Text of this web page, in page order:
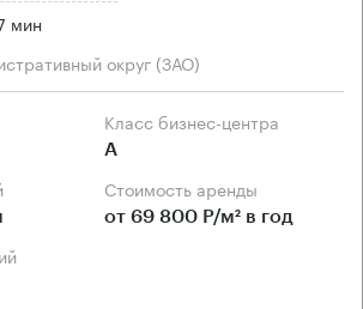
мин
округ (ЗАО)
Класс бизнес-центра
А
Стоимость аренды
от 69 800 Р/м² в год